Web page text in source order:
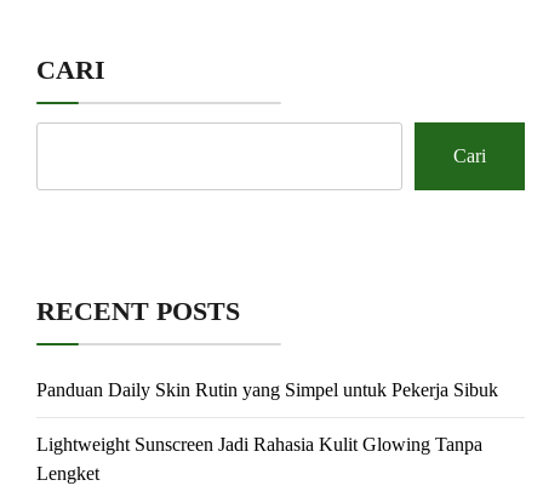
CARI
Cari
RECENT POSTS
Panduan Daily Skin Rutin yang Simpel untuk Pekerja Sibuk
Lightweight Sunscreen Jadi Rahasia Kulit Glowing Tanpa
Lengket